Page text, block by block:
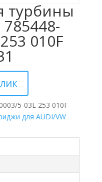
турбины
010F
5-03L 253 010F
для AUDI/VW